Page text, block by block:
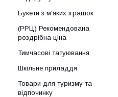
Букети з м'яких іграшок
(РРЦ) Рекомендована
роздрібна ціна
Тимчасові татуювання
Шкільне приладдя
Товари для туризму та
відпочинку